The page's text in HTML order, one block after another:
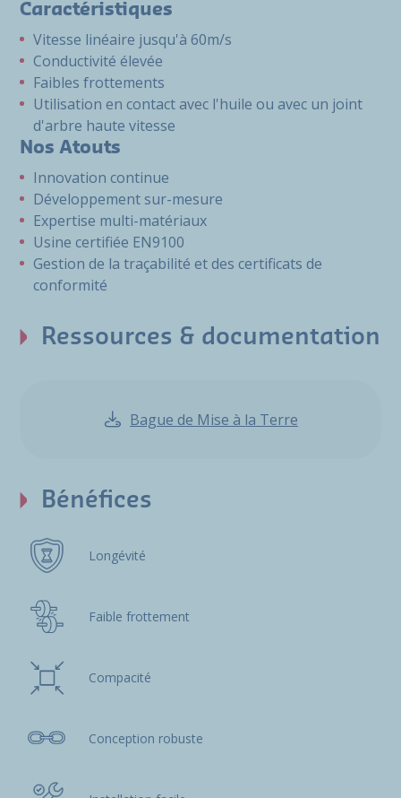
Caractéristiques
Vitesse linéaire jusqu'à 60m/s
Conductivité élevée
Faibles frottements
Utilisation en contact avec l'huile ou avec un joint
d'arbre haute vitesse
Nos Atouts
Innovation continue
Développement sur-mesure
Expertise multi-matériaux
Usine certifiée EN9100
Gestion de la traçabilité et des certificats de
conformité
Ressources & documentation
Bague de Mise à la Terre
Bénéfices
Longévité
Faible frottement
Compacité
Conception robuste